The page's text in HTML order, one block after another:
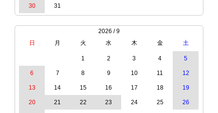
30 31
2026 / 9
日
月 火 水 木 金 土
1 2 3 4 5
6 7 8 9 10 11 12
13 14 15 16 17 18 19
20 21 22 23 24 25 26